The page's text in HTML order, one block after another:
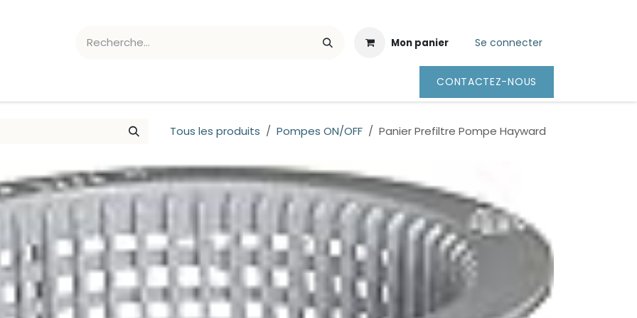
Mon panier Se connecter
CONTACTEZ-NOUS
Tous les produits Pompes ON/OFF Panier Prefiltre Pompe Hayward